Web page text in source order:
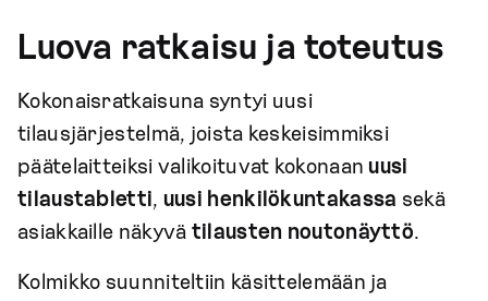
Luova ratkaisu ja toteutus
Kokonaisratkaisuna syntyi uusi
tilausjärjestelmä, joista keskeisimmiksi
päätelaitteiksi valikoituvat kokonaan uusi
tilaustabletti, uusi henkilökuntakassa sekä
asiakkaille näkyvä tilausten noutonäyttö.
Kolmikko suunniteltiin käsittelemään ja